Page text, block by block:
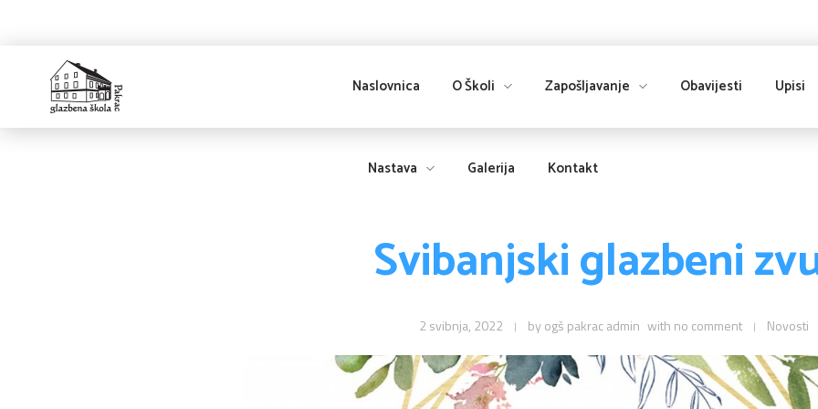
Naslovnica O Školi Zapošljavanje Obavijesti Upisi
Nastava Galerija Kontakt
Svibanjski glazbeni
2 svibnja, 2022 by ogš pakrac admin with no comment Novosti